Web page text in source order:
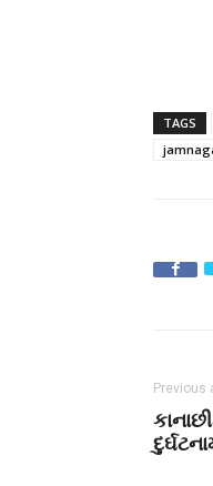
TAGS
Previous